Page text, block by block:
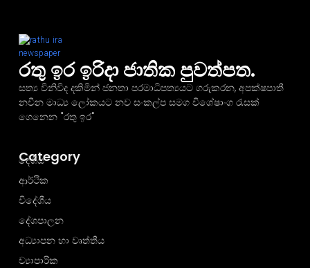
රතු ඉර ඉරිදා ජාතික පුවත්පත.
සත්‍ය විනිවිද දකිමින් ජනතා පරමාධිපත්‍යයට ගරුකරන, අපක්ෂපාතී
නවීන මාධ්‍ය ලෝකයට නව සංකල්ප සමග විශේෂාංග රැසක්
ගෙනෙන "රතු ඉර"
Category
දේශීය
ආර්ථික
විදේශීය
දේශපාලන
අධ්‍යාපන හා වෘත්තීය
ව්‍යාපාරික